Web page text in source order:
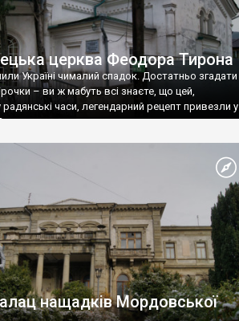
церква Феодора Тирона
Україні чималий спадок. Достатньо згадати
– ви ж мабуть всі знаєте, що цей,
радянські часи, легендарний рецепт привезли у
нащадків Мордовської